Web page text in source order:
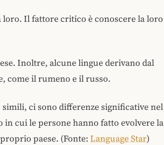
Il fattore critico è conoscere la loro
Inoltre, alcune lingue derivano dal
come il rumeno e il russo.
ci sono differenze significative nel
in cui le persone hanno fatto evolvere la
paese. (Fonte: Language Star)